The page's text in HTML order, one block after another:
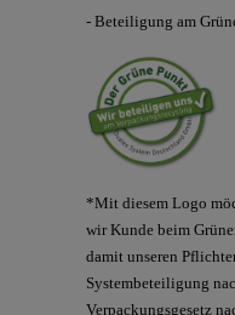
- Beteiligung am
*Mit diesem Logo
wir Kunde beim
damit unseren
Systembeteiligung
Verpackungsgesetz